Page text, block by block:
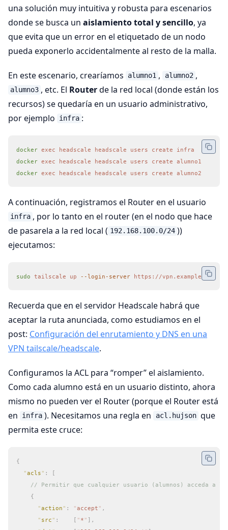
una solución muy intuitiva y robusta para escenarios
donde se busca un aislamiento total y sencillo, ya
que evita que un error en el etiquetado de un nodo
pueda exponerlo accidentalmente al resto de la malla.
En este escenario, crearíamos alumno1 , alumno2 ,
alumno3 , etc. El Routerde la red local (donde están los
recursos) se quedaría en un usuario administrativo,
por ejemplo
infra :
docker exec headscale headscale users create infra
docker exec headscale headscale users create alumno1
docker exec headscale headscale users create alumno2
A continuación, registramos el Router en el usuario
infra , por lo tanto en el router (en el nodo que hace
de pasarela a la red local ( 192.168.100.0/24 ))
ejecutamos:
sudo tailscale up --login-server https://vpn.example.org
Recuerda que en el servidor Headscale habrá que
aceptar la ruta anunciada, como estudiamos en el
post: Configuración del enrutamiento y DNS en una
VPN tailscale/headscale.
Configuramos la ACL para “romper” el aislamiento.
Como cada alumno está en un usuario distinto, ahora
mismo no pueden ver el Router (porque el Router está
en
infra ). Necesitamos una regla en acl.hujson que
permita este cruce:
{
  "
acls " :
[
// Permitir que cualquier usuario (alumnos) acceda a
    {
      "
action " : "accept " ,
      "
src " :
    [
" * " ],